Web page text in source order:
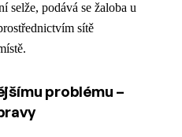
selže, podává se žaloba u
sítě
problému –